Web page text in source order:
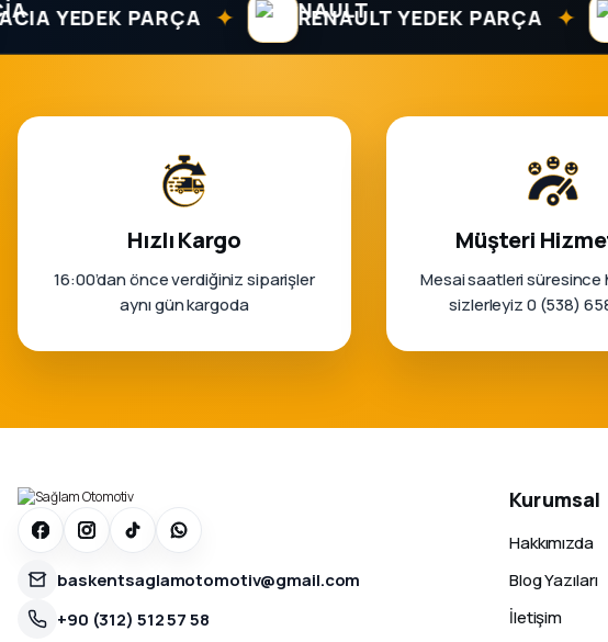
PARÇA ✦ RENAULT YEDEK PARÇA ✦
Hızlı Kargo
16:00’dan önce verdiğiniz siparişler
aynı gün kargoda
Müşteri
Mesai saatleri süresince
sizlerleyiz 0 (538)
baskentsaglamotomotiv@gmail.com
+90 (312) 512 57 58
Kurumsal
Hakkımızda
Blog Yazıları
İletişim